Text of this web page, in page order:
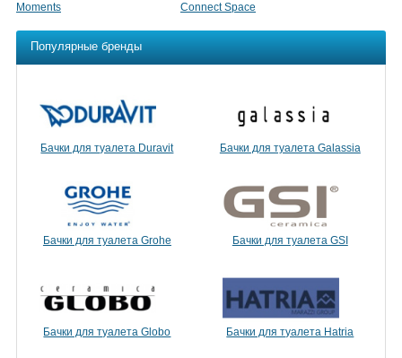
Moments
Connect Space
Популярные бренды
Бачки для туалета Duravit Бачки для туалета Galassia
Бачки для туалета Grohe Бачки для туалета GSI
Бачки для туалета Globo Бачки для туалета Hatria